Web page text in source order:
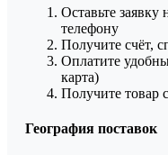
Оставьте заявку
телефону
Получите счёт,
Оплатите
карта)
Получите товар
География поставок